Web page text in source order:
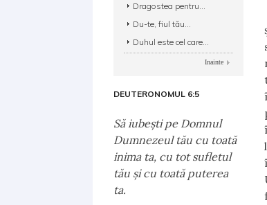
Dragostea pentru...
Du-te, fiul tău...
Duhul este cel care...
Inainte
DEUTERONOMUL 6:5
Să iubeşti pe Domnul
Dumnezeul tău cu toată
inima ta, cu tot sufletul
tău şi cu toată puterea
ta.